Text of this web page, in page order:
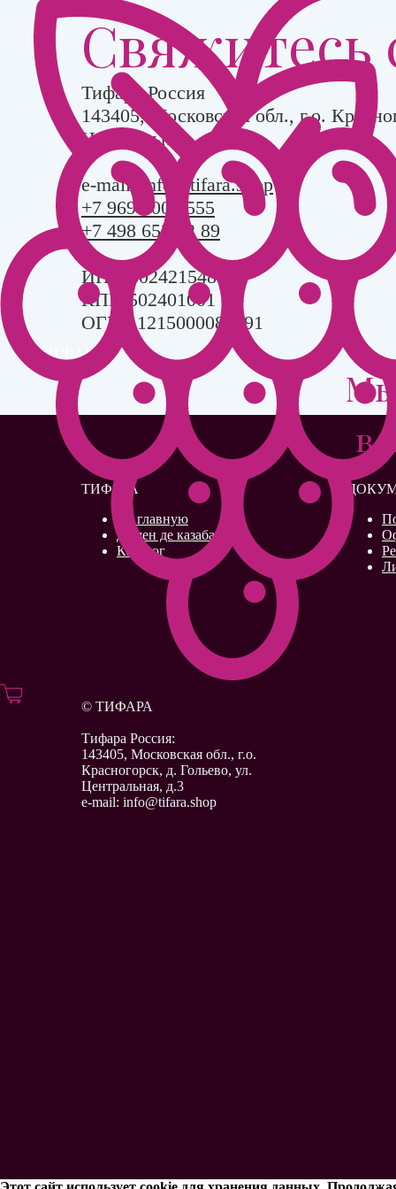
ТИФАРА
Мы
Свяжитесь
Тифара Россия
143405, Московская обл., г.о.
Центральная, д.3
e-mail:
info@tifara.shop
+7 969 000 5555
+7 498 653 42 89
ИНН 5024215484
КПП 502401001
ОГРН 1215000081691
ТИФАРА
На главную
Домен де казабан
Каталог
© ТИФАРА
Тифара Россия:
143405, Московская обл., г.о.
Красногорск, д. Гольево, ул.
Центральная, д.3
e-mail: info@tifara.shop